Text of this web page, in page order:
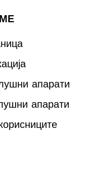
апарати
апарати